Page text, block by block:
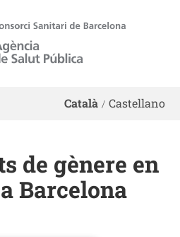
Salut Pública de Barcelona
Català Castellano
de gènere en
Barcelona